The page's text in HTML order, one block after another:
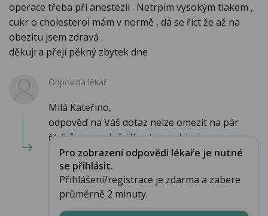
operace třeba při anestezii . Netrpím vysokým tlakem ,
cukr o cholesterol mám v normě , dá se říct že až na
obezitu jsem zdravá .
děkuji a přejí pěkný zbytek dne
Odpovídá lékař:
Milá Kateřino,
odpověď na Váš dotaz nelze omezit na pár
řádků v poradně. Zkuste se objed...
Pro zobrazení odpovědi lékaře je nutné
se přihlásit.
Přihlášení/registrace je zdarma a zabere
průměrně 2 minuty.